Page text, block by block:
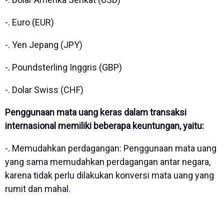
-. Euro (EUR)
-. Yen Jepang (JPY)
-. Poundsterling Inggris (GBP)
-. Dolar Swiss (CHF)
Penggunaan mata uang keras dalam transaksi
internasional memiliki beberapa keuntungan, yaitu:
-. Memudahkan perdagangan: Penggunaan mata uang
yang sama memudahkan perdagangan antar negara,
karena tidak perlu dilakukan konversi mata uang yang
rumit dan mahal.